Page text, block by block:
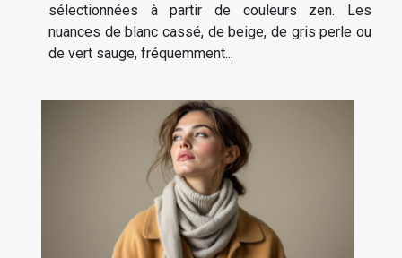
sélectionnées à partir de couleurs zen. Les
nuances de blanc cassé, de beige, de gris perle ou
de vert sauge, fréquemment...